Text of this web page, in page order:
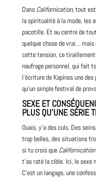
Dans Californication, tout
la spiritualité à la mode, les
pacotille. Et au centre de
quelque chose de vrai…
cette tension, ce
naufrage personnel, qui fait
l’écriture de Kapinos une
qu’un simple festival de
SEXE ET
PLUS QU’UNE SÉRIE
Ouais, y’a des culs. Des
trop belles, des situations
si tu crois que Californication
t’as raté la cible. Ici, le sexe
C’est un langage, une